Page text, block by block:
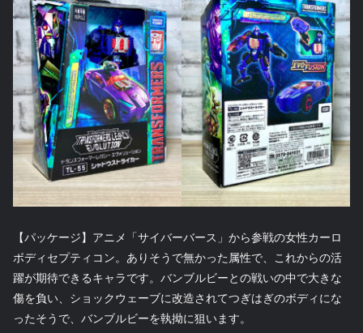
【パッケージ】アニメ「サイバーバース」から参戦の女性カーロ
ボディセプティコン。ありそうで無かった属性で、これからの活
躍が期待できるキャラです。バンブルビーとの戦いの中で大きな
傷を負い、ショックウェーブに改造されてつぎはぎのボディにな
ったそうで、バンブルビーを執拗に狙います。